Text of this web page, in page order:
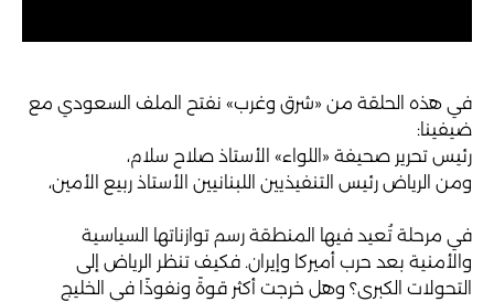
في هذه الحلقة من «شرق وغرب» نفتح الملف السعودي مع
ضيفينا:
رئيس تحرير صحيفة «اللواء» الأستاذ صلاح سلام،
ومن الرياض رئيس التنفيذيين اللبنانيين الأستاذ ربيع الأمين،
في مرحلة تُعيد فيها المنطقة رسم توازناتها السياسية
والأمنية بعد حرب أميركا وإيران. فكيف تنظر الرياض إلى
التحولات الكبرى؟ وهل خرجت أكثر قوةً ونفوذًا في الخليج